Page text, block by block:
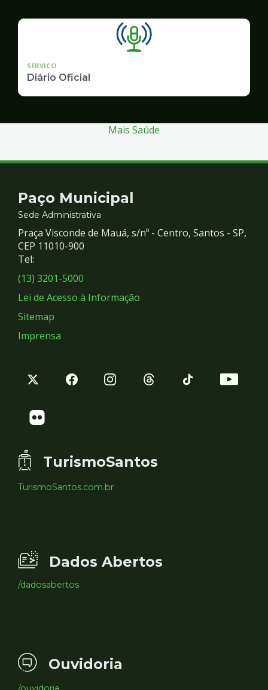
SERVICO
Diário Oficial
Mais Saúde
Contato
e
Redes
Sociais
Paço Municipal
Sede Administrativa
Praça Visconde de Mauá, s/nº - Centro, Santos - SP,
CEP 11010-900
Tel:
(13) 3201-5000
Lei de Acesso à Informação
Sitemap
Imprensa
TurismoSantos
TurismoSantos.com.br
Dados Abertos
/dadosabertos
Ouvidoria